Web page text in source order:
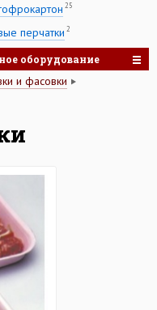
25
перчатки 2
оборудование
и фасовки